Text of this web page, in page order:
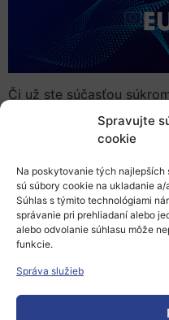
Spravujte
cookie
Na poskytovanie tých
sú súbory cookie na ukladanie
Súhlas s týmito technológiami
správanie pri prehliadaní alebo
alebo odvolanie súhlasu môže
funkcie.
Správa služieb
Či už ste súčasťou
poskytovateľ dát, dátový
politiky, akademik, alebo
Čo môžete
Úspešné príbehy a
Vypočujte si priame
európskej politiky v